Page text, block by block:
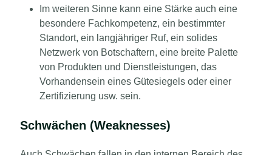
Im weiteren Sinne kann eine Stärke auch eine
besondere Fachkompetenz, ein bestimmter
Standort, ein langjähriger Ruf, ein solides
Netzwerk von Botschaftern, eine breite Palette
von Produkten und Dienstleistungen, das
Vorhandensein eines Gütesiegels oder einer
Zertifizierung usw. sein.
Schwächen (Weaknesses)